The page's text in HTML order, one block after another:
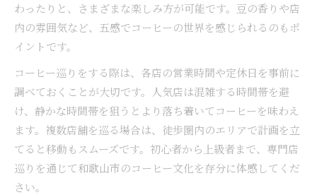
わったりと、さまざまな楽しみ方が可能です。豆の香りや店
内の雰囲気など、五感でコーヒーの世界を感じられるのもポ
イントです。
コーヒー巡りをする際は、各店の営業時間や定休日を事前に
調べておくことが大切です。人気店は混雑する時間帯を避
け、静かな時間帯を狙うとより落ち着いてコーヒーを味わえ
ます。複数店舗を巡る場合は、徒歩圏内のエリアで計画を立
てると移動もスムーズです。初心者から上級者まで、専門店
巡りを通じて和歌山市のコーヒー文化を存分に体感してくだ
さい。